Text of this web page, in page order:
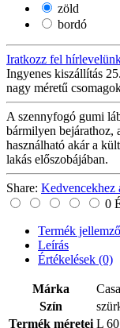
zöld
bordó
Iratkozz fel
Ingyenes kiszállítás
nagy méretű
A szennyfogó gumi
bármilyen bejárathoz,
használható akár a
lakás előszobájában.
Share: Kedvencekhez
0
Termék
Leírás
Értékelések (0)
Márka
Szín
Termék méretei L